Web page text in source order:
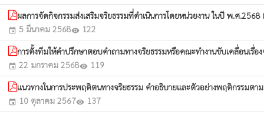
ผลการจัดกิจกรรมส่งเสริมจริยธรรมที่ดำเนินการโดยหน่วยงาน ในปี พ.ศ
event 5 มีนาคม 2568visibility 122
การตั้งทีมให้คำปรึกษาตอบคำถามทางจริยธรรมหรือคณะทำงานขับเคลื่อนเรื่อ
event 22 มกราคม 2568visibility 119
แนวทางในการประพฤติตนทางจริยธรรม คำอธิบายและตัวอย่างพฤติกรรมตา
event 10 ตุลาคม 2567visibility 137